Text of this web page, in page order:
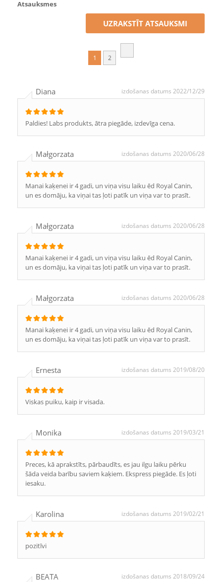
Atsauksmes
UZRAKSTĪT ATSAUKSMI
1 2
Diana izdošanas datums 2022/12/29
Paldies! Labs produkts, ātra piegāde, izdevīga cena.
Małgorzata izdošanas datums 2020/06/28
Manai kaķenei ir 4 gadi, un viņa visu laiku ēd Royal Canin,
un es domāju, ka viņai tas ļoti patīk un viņa var to prasīt.
Małgorzata izdošanas datums 2020/06/28
Manai kaķenei ir 4 gadi, un viņa visu laiku ēd Royal Canin,
un es domāju, ka viņai tas ļoti patīk un viņa var to prasīt.
Małgorzata izdošanas datums 2020/06/28
Manai kaķenei ir 4 gadi, un viņa visu laiku ēd Royal Canin,
un es domāju, ka viņai tas ļoti patīk un viņa var to prasīt.
Ernesta izdošanas datums 2019/08/20
Viskas puiku, kaip ir visada.
Monika izdošanas datums 2019/03/21
Preces, kā aprakstīts, pārbaudīts, es jau ilgu laiku pērku
šāda veida barību saviem kaķiem. Ekspress piegāde. Es ļoti
iesaku.
Karolina izdošanas datums 2019/02/21
pozitīvi
BEATA izdošanas datums 2018/09/24